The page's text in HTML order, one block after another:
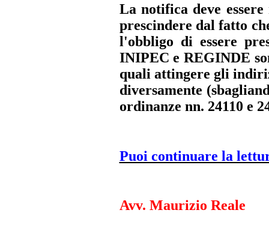
La notifica deve
prescindere dal fatto
l'obbligo di essere
INIPEC e REGINDE
quali attingere gli
diversamente
ordinanze nn. 24110 e
Puoi continuare la
Avv. Maurizio Reale